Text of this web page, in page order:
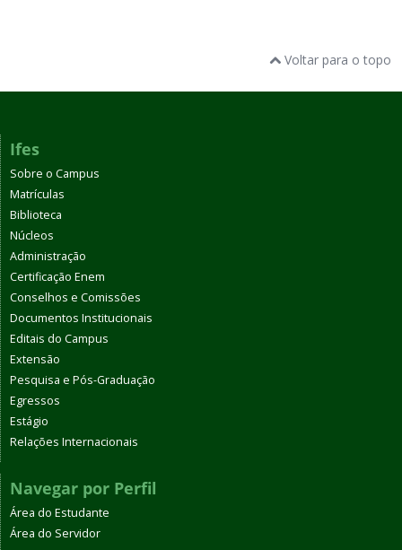
Voltar para o topo
Ifes
Sobre o Campus
Matrículas
Biblioteca
Núcleos
Administração
Certificação Enem
Conselhos e Comissões
Documentos Institucionais
Editais do Campus
Extensão
Pesquisa e Pós-Graduação
Egressos
Estágio
Relações Internacionais
Navegar por Perfil
Área do Estudante
Área do Servidor